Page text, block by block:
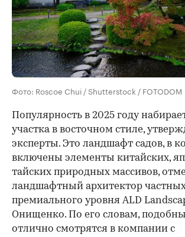
Фото: Roscoe Chui / Shutterstock / FOTODOM
Популярность в 2025 году
участка в восточном стиле,
эксперты. Это ландшафт садов, в
включены элементы китайских,
тайских природных массивов,
ландшафтный архитектор
премиального уровня ALD
Онищенко. По его словам,
отлично смотрятся в компании с